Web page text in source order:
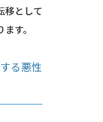
移として
す。
る悪性